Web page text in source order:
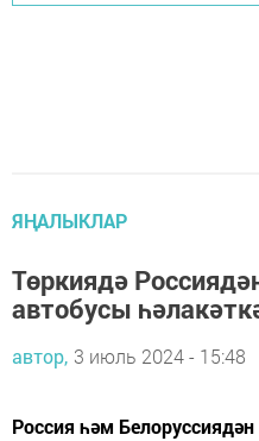
ЯҢАЛЫКЛАР
Төркиядә
автобусы
автор, 3 июль 2024 - 15:48
Россия һәм